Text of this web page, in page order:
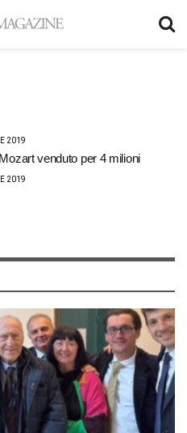
2019
venduto per 4 milioni
2019